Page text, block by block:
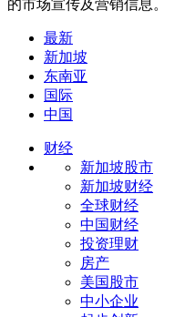
的市场宣传及营销信息。
最新
新加坡
东南亚
国际
中国
财经
新加坡股市
新加坡财经
全球财经
中国财经
投资理财
房产
美国股市
中小企业